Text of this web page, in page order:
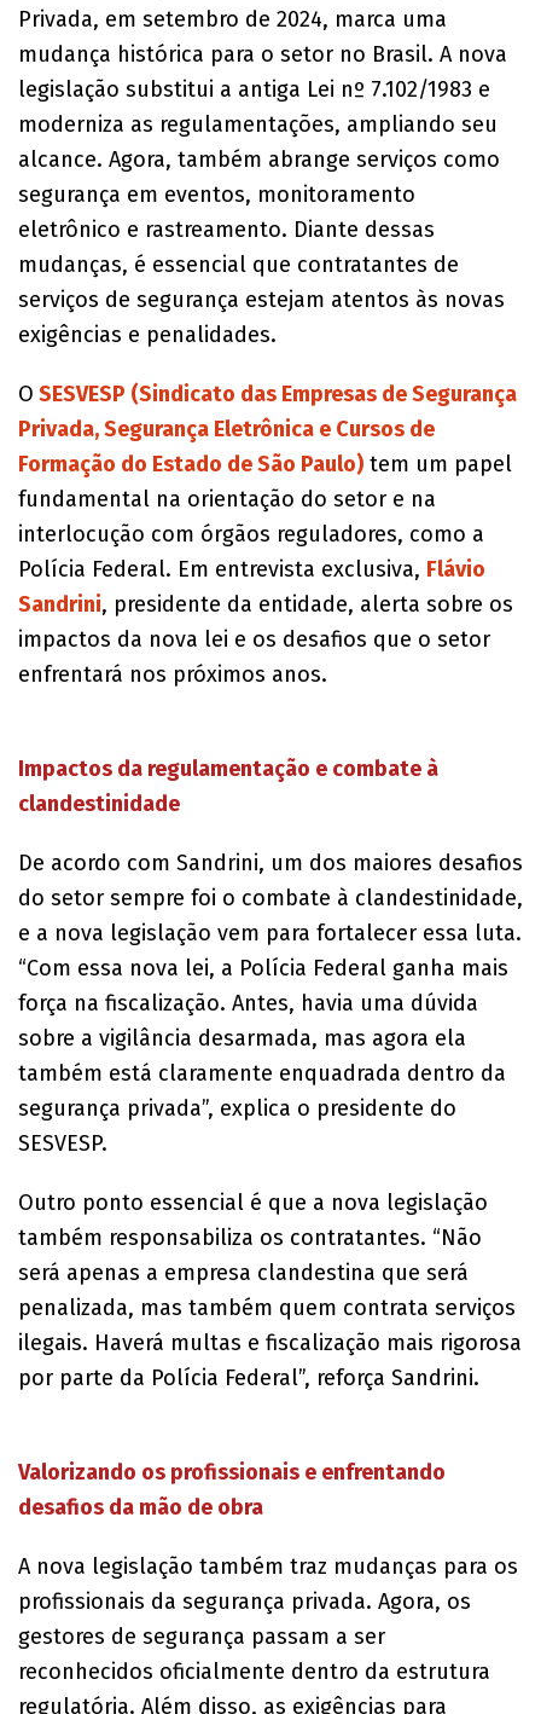
Privada, em setembro de 2024, marca uma
mudança histórica para o setor no Brasil. A nova
legislação substitui a antiga Lei nº 7.102/1983 e
moderniza as regulamentações, ampliando seu
alcance. Agora, também abrange serviços como
segurança em eventos, monitoramento
eletrônico e rastreamento. Diante dessas
mudanças, é essencial que contratantes de
serviços de segurança estejam atentos às novas
exigências e penalidades.
O SESVESP (Sindicato das Empresas de Segurança
Privada, Segurança Eletrônica e Cursos de
Formação do Estado de São Paulo) tem um papel
fundamental na orientação do setor e na
interlocução com órgãos reguladores, como a
Polícia Federal. Em entrevista exclusiva, Flávio
Sandrini, presidente da entidade, alerta sobre os
impactos da nova lei e os desafios que o setor
enfrentará nos próximos anos.
Impactos da regulamentação e combate à
clandestinidade
De acordo com Sandrini, um dos maiores desafios
do setor sempre foi o combate à clandestinidade,
e a nova legislação vem para fortalecer essa luta.
“Com essa nova lei, a Polícia Federal ganha mais
força na fiscalização. Antes, havia uma dúvida
sobre a vigilância desarmada, mas agora ela
também está claramente enquadrada dentro da
segurança privada”, explica o presidente do
SESVESP.
Outro ponto essencial é que a nova legislação
também responsabiliza os contratantes. “Não
será apenas a empresa clandestina que será
penalizada, mas também quem contrata serviços
ilegais. Haverá multas e fiscalização mais rigorosa
por parte da Polícia Federal”, reforça Sandrini.
Valorizando os profissionais e enfrentando
desafios da mão de obra
A nova legislação também traz mudanças para os
profissionais da segurança privada. Agora, os
gestores de segurança passam a ser
reconhecidos oficialmente dentro da estrutura
regulatória. Além disso, as exigências para